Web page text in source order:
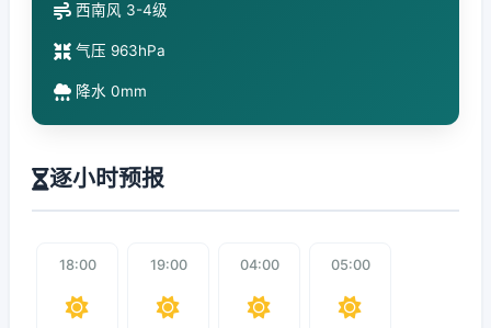
西南风 3-4级
气压 963hPa
降水 0mm
逐小时预报
18:00 19:00 04:00 05:00